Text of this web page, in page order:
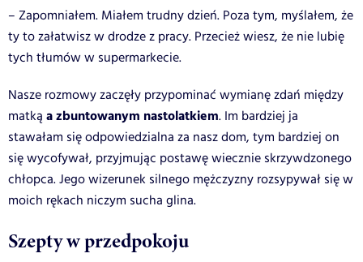
– Zapomniałem. Miałem trudny dzień. Poza tym, myślałem, że
ty to załatwisz w drodze z pracy. Przecież wiesz, że nie lubię
tych tłumów w supermarkecie.
Nasze rozmowy zaczęły przypominać wymianę zdań między
matką a zbuntowanym nastolatkiem. Im bardziej ja
stawałam się odpowiedzialna za nasz dom, tym bardziej on
się wycofywał, przyjmując postawę wiecznie skrzywdzonego
chłopca. Jego wizerunek silnego mężczyzny rozsypywał się w
moich rękach niczym sucha glina.
Szepty w przedpokoju